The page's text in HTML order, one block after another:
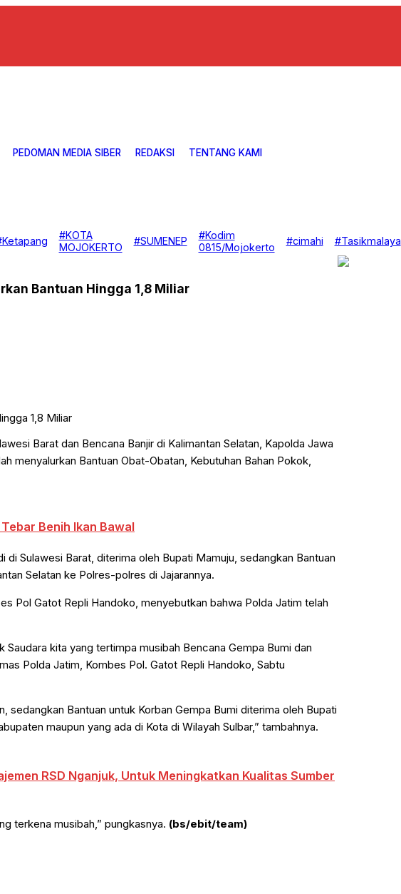
PEDOMAN MEDIA SIBER REDAKSI TENTANG KAMI
#KOTA
MOJOKERTO
#SUMENEP
#Kodim
0815/Mojokerto
#cimahi #Tasikmalaya
Bantuan Hingga 1,8 Miliar
Barat dan Bencana Banjir di Kalimantan Selatan, Kapolda Jawa
menyalurkan Bantuan Obat-Obatan, Kebutuhan Bahan Pokok,
Benih Ikan Bawal
Sulawesi Barat, diterima oleh Bupati Mamuju, sedangkan Bantuan
Selatan ke Polres-polres di Jajarannya.
Pol Gatot Repli Handoko, menyebutkan bahwa Polda Jatim telah
kita yang tertimpa musibah Bencana Gempa Bumi dan
Polda Jatim, Kombes Pol. Gatot Repli Handoko, Sabtu
sedangkan Bantuan untuk Korban Gempa Bumi diterima oleh Bupati
maupun yang ada di Kota di Wilayah Sulbar,” tambahnya.
RSD Nganjuk, Untuk Meningkatkan Kualitas Sumber
terkena musibah,” pungkasnya. (bs/ebit/team)